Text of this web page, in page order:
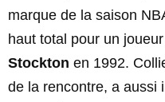
marque de la saison
haut total pour un
Stockton en 1992.
de la rencontre, a aussi